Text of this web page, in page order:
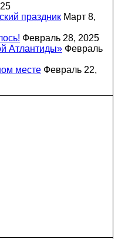
праздник Март 8,
Февраль 28, 2025
Атлантиды» Февраль
месте Февраль 22,